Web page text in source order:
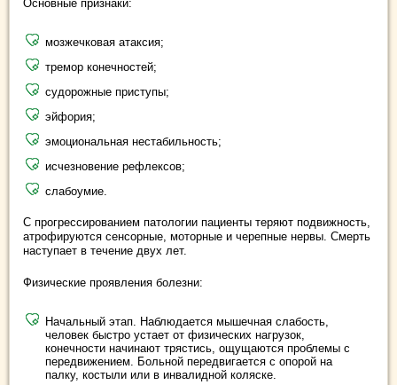
Основные признаки:
мозжечковая атаксия;
тремор конечностей;
судорожные приступы;
эйфория;
эмоциональная нестабильность;
исчезновение рефлексов;
слабоумие.
С прогрессированием патологии пациенты теряют подвижность,
атрофируются сенсорные, моторные и черепные нервы. Смерть
наступает в течение двух лет.
Физические проявления болезни:
Начальный этап. Наблюдается мышечная слабость,
человек быстро устает от физических нагрузок,
конечности начинают трястись, ощущаются проблемы с
передвижением. Больной передвигается с опорой на
палку, костыли или в инвалидной коляске.